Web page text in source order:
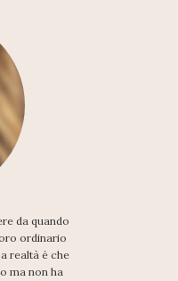
da quando
ordinario
realtà è che
ma non ha